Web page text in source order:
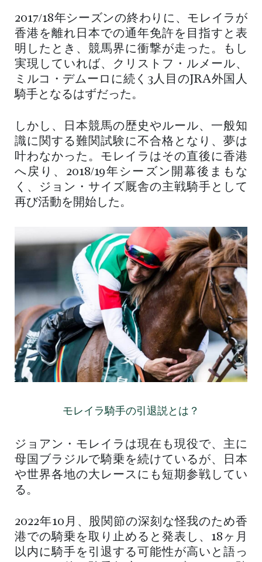
2017/18年シーズンの終わりに、モレイラが
香港を離れ日本での通年免許を目指すと表
明したとき、競馬界に衝撃が走った。もし
実現していれば、クリストフ・ルメール、
ミルコ・デムーロに続く3人目のJRA外国人
騎手となるはずだった。
しかし、日本競馬の歴史やルール、一般知
識に関する難関試験に不合格となり、夢は
叶わなかった。モレイラはその直後に香港
へ戻り、2018/19年シーズン開幕後まもな
く、ジョン・サイズ厩舎の主戦騎手として
再び活動を開始した。
モレイラ騎手の引退説とは？
ジョアン・モレイラは現在も現役で、主に
母国ブラジルで騎乗を続けているが、日本
や世界各地の大レースにも短期参戦してい
る。
2022年10月、股関節の深刻な怪我のため香
港での騎乗を取り止めると発表し、18ヶ月
以内に騎手を引退する可能性が高いと語っ